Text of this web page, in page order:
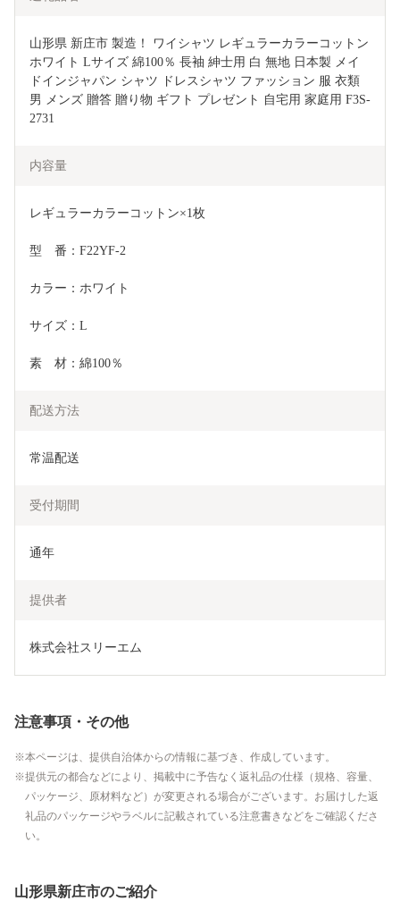
山形県 新庄市 製造！ ワイシャツ レギュラーカラーコットン
ホワイト Lサイズ 綿100％ 長袖 紳士用 白 無地 日本製 メイ
ドインジャパン シャツ ドレスシャツ ファッション 服 衣類
男 メンズ 贈答 贈り物 ギフト プレゼント 自宅用 家庭用 F3S-
2731
内容量
レギュラーカラーコットン×1枚
型　番：F22YF-2
カラー：ホワイト
サイズ：L
素　材：綿100％
配送方法
常温配送
受付期間
通年
提供者
株式会社スリーエム
注意事項・その他
本ページは、提供自治体からの情報に基づき、作成しています。
提供元の都合などにより、掲載中に予告なく返礼品の仕様（規格、容量、
パッケージ、原材料など）が変更される場合がございます。お届けした返
礼品のパッケージやラベルに記載されている注意書きなどをご確認くださ
い。
山形県新庄市のご紹介